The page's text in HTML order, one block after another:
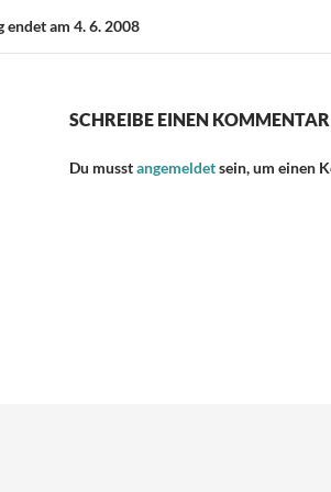
endet am 4. 6. 2008
SCHREIBE EINEN KOMMENTAR
Du musstangemeldetsein, um einen